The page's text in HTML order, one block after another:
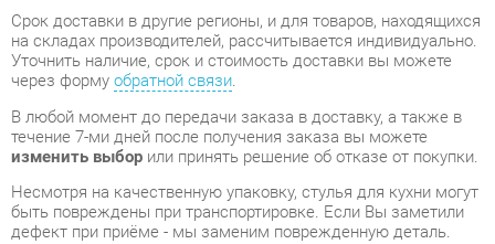
В любой момент до передачи заказа в доставку, а также в
течение 7-ми дней после получения заказа вы можете
изменить выборили принять решение об отказе от покупки.
Несмотря на качественную упаковку, стулья для кухни могут
быть повреждены при транспортировке. Если Вы заметили
дефект при приёме - мы заменим поврежденную деталь.
Повторная доставкатовара -бесплатна.
На всю мебель категории Стулья для кухни
распространяетсягарантия 1 год, а на некоторые модели – 2
года с момента приобретения.